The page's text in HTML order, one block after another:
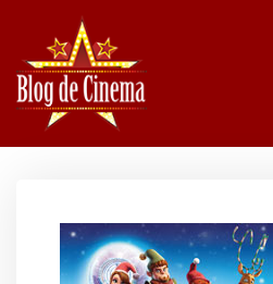
Sari
la
conținut